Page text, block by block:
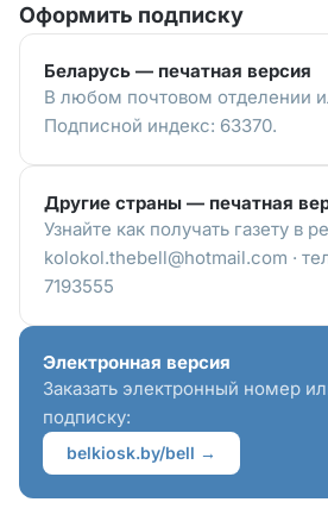
Оформить подписку
Беларусь — печатная версия
В любом почтовом отделении
Подписной индекс: 63370.
Другие страны — печатная
Узнайте как получать газету в
kolokol.thebell@hotmail.com ·
7193555
Электронная версия
Заказать электронный номер
подписку:
belkiosk.by/bell →